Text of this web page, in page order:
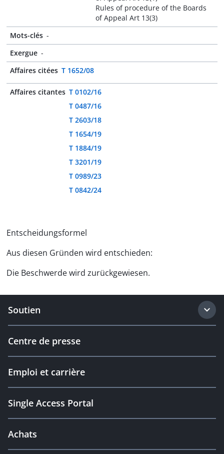
Rules of procedure of the Boards
of Appeal Art 13(3)
Mots-clés -
Exergue -
Affaires citées T 1652/08
Affaires citantes T 0102/16
T 0487/16
T 2603/18
T 1654/19
T 1884/19
T 3201/19
T 0989/23
T 0842/24
Entscheidungsformel
Aus diesen Gründen wird entschieden:
Die Beschwerde wird zurückgewiesen.
Soutien
Centre de presse
Emploi et carrière
Single Access Portal
Achats